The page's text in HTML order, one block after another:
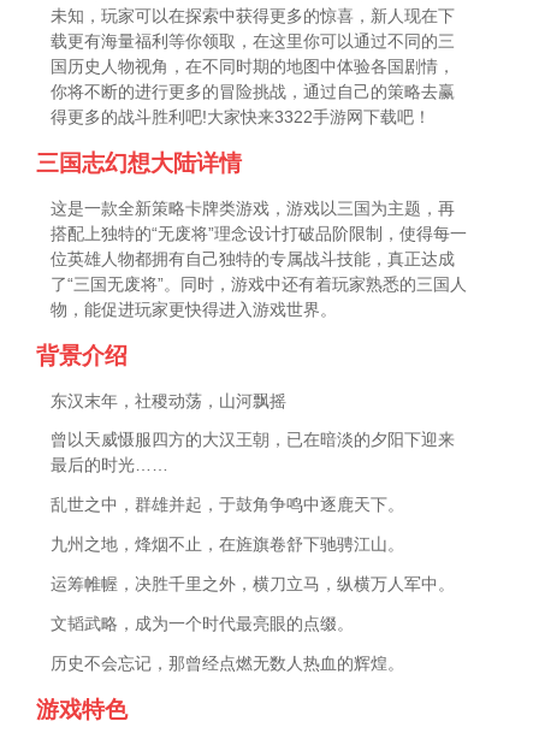
未知，玩家可以在探索中获得更多的惊喜，新人现在下
载更有海量福利等你领取，在这里你可以通过不同的三
国历史人物视角，在不同时期的地图中体验各国剧情，
你将不断的进行更多的冒险挑战，通过自己的策略去赢
得更多的战斗胜利吧!大家快来3322手游网下载吧！
三国志幻想大陆详情
这是一款全新策略卡牌类游戏，游戏以三国为主题，再
搭配上独特的“无废将”理念设计打破品阶限制，使得每一
位英雄人物都拥有自己独特的专属战斗技能，真正达成
了“三国无废将”。同时，游戏中还有着玩家熟悉的三国人
物，能促进玩家更快得进入游戏世界。
背景介绍
东汉末年，社稷动荡，山河飘摇
曾以天威慑服四方的大汉王朝，已在暗淡的夕阳下迎来
最后的时光……
乱世之中，群雄并起，于鼓角争鸣中逐鹿天下。
九州之地，烽烟不止，在旌旗卷舒下驰骋江山。
运筹帷幄，决胜千里之外，横刀立马，纵横万人军中。
文韬武略，成为一个时代最亮眼的点缀。
历史不会忘记，那曾经点燃无数人热血的辉煌。
游戏特色